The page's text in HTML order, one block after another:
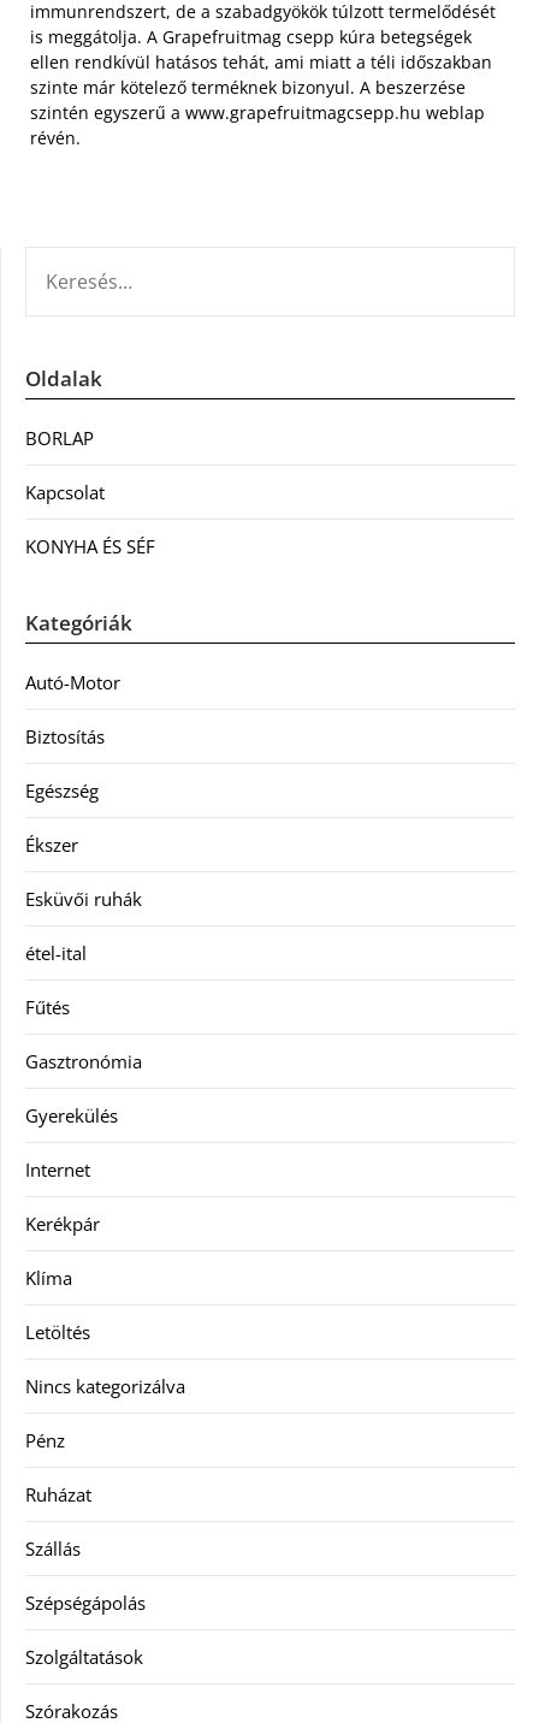
immunrendszert, de a szabadgyökök túlzott termelődését
is meggátolja. A Grapefruitmag csepp kúra betegségek
ellen rendkívül hatásos tehát, ami miatt a téli időszakban
szinte már kötelező terméknek bizonyul. A beszerzése
szintén egyszerű a www.grapefruitmagcsepp.hu weblap
révén.
Oldalak
BORLAP
Kapcsolat
KONYHA ÉS SÉF
Kategóriák
Autó-Motor
Biztosítás
Egészség
Ékszer
Esküvői ruhák
étel-ital
Fűtés
Gasztronómia
Gyerekülés
Internet
Kerékpár
Klíma
Letöltés
Nincs kategorizálva
Pénz
Ruházat
Szállás
Szépségápolás
Szolgáltatások
Szórakozás